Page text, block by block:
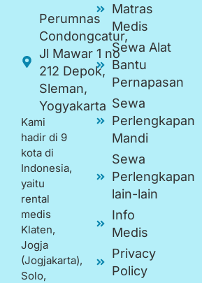
Perumnas
Condongcatur,
Jl Mawar 1 no
212 Depok,
Sleman,
Yogyakarta
Kami
hadir di 9
kota di
Indonesia,
yaitu
rental
medis
Klaten,
Jogja
(Jogjakarta),
Solo,
Matras
Medis
Sewa Alat
Bantu
Pernapasan
Sewa
Perlengkapan
Mandi
Sewa
Perlengkapan
lain-lain
Info
Medis
Privacy
Policy